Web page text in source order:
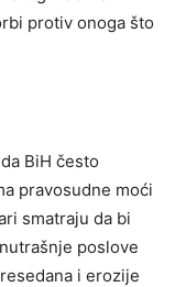
protiv onoga što
BiH često
pravosudne moći
smatraju da bi
poslove
i erozije